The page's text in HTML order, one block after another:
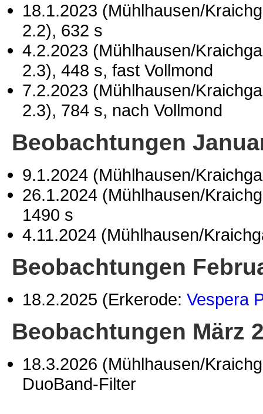
18.1.2023 (Mühlhausen/
2.2), 632 s
4.2.2023 (Mühlhausen/
2.3), 448 s, fast Vollmond
7.2.2023 (Mühlhausen/
2.3), 784 s, nach Vollmond
Beobachtungen
9.1.2024 (Mühlhausen/
26.1.2024 (Mühlhausen/
1490 s
4.11.2024 (Mühlhausen/
Beobachtungen
18.2.2025 (Erkerode: Vespera
Beobachtungen März
18.3.2026 (Mühlhausen/
DuoBand-Filter